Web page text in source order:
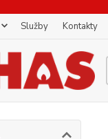
Služby Kontakty